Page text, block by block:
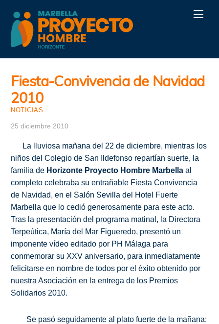
content
Fiesta-Convivencia de Navidad
2010
NOTICIAS
25 diciembre 2010
La lluviosa mañana del 22 de diciembre, mientras los
niños del Colegio de San Ildefonso repartían suerte, la
familia de Horizonte Proyecto Hombre Marbella al
completo celebraba su entrañable Fiesta Convivencia
de Navidad, en el Salón Sevilla del Hotel Fuerte
Marbella que lo cedió generosamente para este acto.
Tras la presentación del programa matinal, la Directora
Terpeútica, María del Mar Figueredo, presentó un
imponente vídeo editado por PH Málaga para
conmemorar su XXV aniversario, para inmediatamente
felicitarse en nombre de todos por el éxito obtenido por
nuestra Asociación en la entrega de los Premios
Solidarios 2010.
Se pasó seguidamente al plato fuerte de la mañana: